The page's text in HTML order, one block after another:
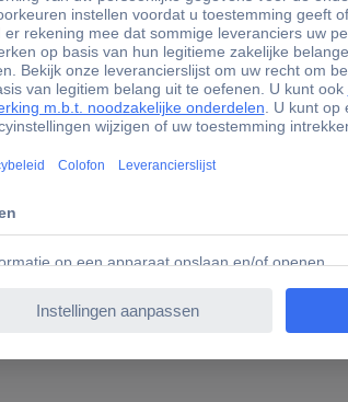
kleine DIN-bordestekker aangesloten en